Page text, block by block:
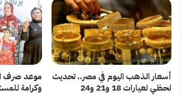
أسعار الذهب اليوم في مصر.. تحديث
لحظي لعيارات 18 و21 و24
موعد صرف
وكرامة